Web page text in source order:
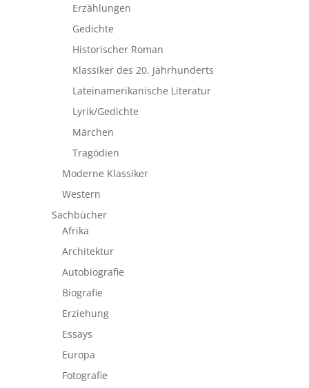
Erzählungen
Gedichte
Historischer Roman
Klassiker des 20. Jahrhunderts
Lateinamerikanische Literatur
Lyrik/Gedichte
Märchen
Tragödien
Moderne Klassiker
Western
Sachbücher
Afrika
Architektur
Autobiografie
Biografie
Erziehung
Essays
Europa
Fotografie